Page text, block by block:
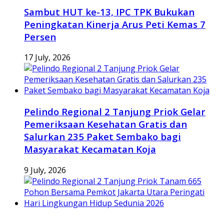
Sambut HUT ke-13, IPC TPK Bukukan
Peningkatan Kinerja Arus Peti Kemas 7
Persen
17 July, 2026
Pelindo Regional 2 Tanjung Priok Gelar
Pemeriksaan Kesehatan Gratis dan
Salurkan 235 Paket Sembako bagi
Masyarakat Kecamatan Koja
9 July, 2026